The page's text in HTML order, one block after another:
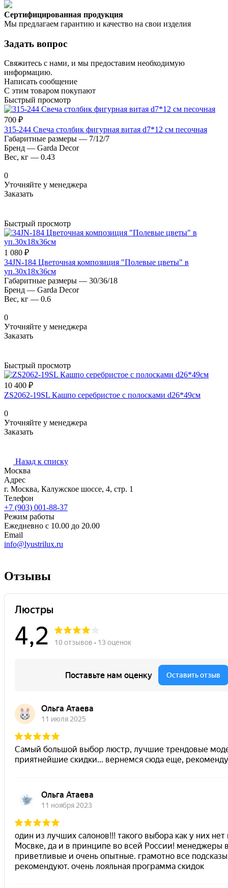
Сертифицированная продукция
Мы предлагаем гарантию и качество на свои изделия
Задать вопрос
Свяжитесь с нами, и мы предоставим необходимую
информацию.
Написать сообщение
С этим товаром покупают
Быстрый просмотр
700 ₽
315-244 Свеча столбик фигурная витая d7*12 см песочная
Габаритные размеры — 7/12/7
Бренд — Garda Decor
Вес, кг — 0.43
0
Уточняйте у менеджера
Заказать
Быстрый просмотр
1 080 ₽
34JN-184 Цветочная композиция "Полевые цветы" в
уп.30х18х36см
Габаритные размеры — 30/36/18
Бренд — Garda Decor
Вес, кг — 0.6
0
Уточняйте у менеджера
Заказать
Быстрый просмотр
10 400 ₽
ZS2062-19SL Кашпо серебристое с полосками d26*49см
0
Уточняйте у менеджера
Заказать
Назад к списку
Москва
Адрес
г. Москва, Калужское шоссе, 4, стр. 1
Телефон
+7 (903) 001-88-37
Режим работы
Ежедневно с 10.00 до 20.00
Email
info@lyustrilux.ru
Отзывы